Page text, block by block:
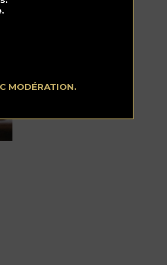
MODÉRATION.